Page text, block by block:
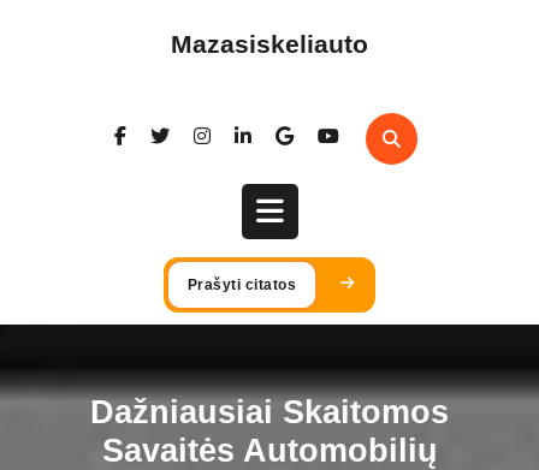
Mazasiskeliauto
Open
Button
Prašyti citatos
Dažniausiai Skaitomos
Savaitės Automobilių